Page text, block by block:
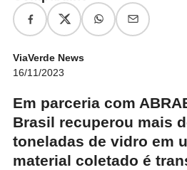
ViaVerde News
16/11/2023
Em parceria com
Brasil recuperou mais
toneladas de vidro em
material coletado é